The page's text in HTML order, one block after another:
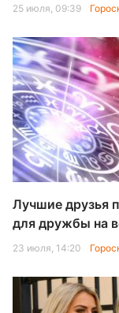
25 июля, 09:39
Лучшие друзья
для дружбы на
23 июля, 14:20